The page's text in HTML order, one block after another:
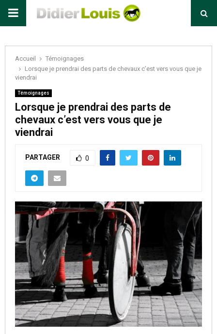
Primary
Accueil
Témoignages
Lorsque je prendrai des parts de chevaux c’est vers vous que je
viendrai
Témoignages
Lorsque je prendrai des parts de
chevaux c’est vers vous que je
viendrai
PARTAGER 0